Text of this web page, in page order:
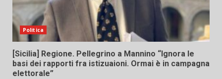
Politica
[Sicilia] Regione. Pellegrino a Mannino “Ignora le
basi dei rapporti fra istizuaioni. Ormai è in campagna
elettorale”